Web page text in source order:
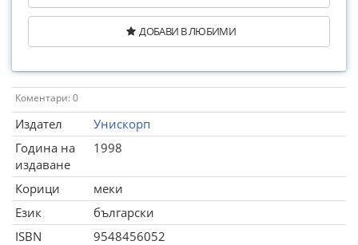
ДОБАВИ В ЛЮБИМИ
Коментари: 0
Издател
Унискорп
Година на
издаване
1998
Корици
меки
Език
български
ISBN
9548456052